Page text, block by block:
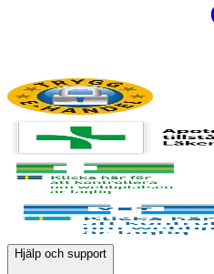
Hjälp och support